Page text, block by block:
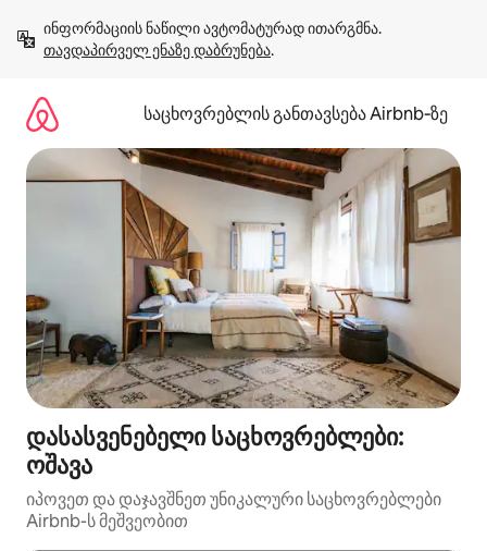
გადასვლა
თავდაპირველ ენაზე დაბრუნება.
საცხოვრებლის განთავსება Airbnb‑ზე
დასასვენებელი საცხოვრებლები:
ოშავა
იპოვეთ და დაჯავშნეთ უნიკალური საცხოვრებლები
Airbnb-ს მეშვეობით